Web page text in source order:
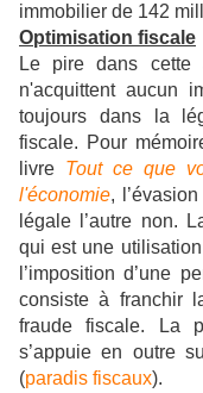
immobilier de 142
Optimisation fiscale
Le pire dans cette
n'acquittent aucun
toujours dans la
fiscale. Pour
livre Tout ce que
l'économie,
légale l’autre non.
qui est une
l’imposition d’une
consiste à franchir
fraude fiscale. La
s’appuie en outre
(paradis fiscaux).